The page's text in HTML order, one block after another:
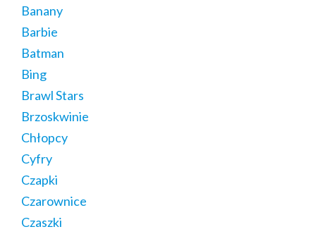
Banany
Barbie
Batman
Bing
Brawl Stars
Brzoskwinie
Chłopcy
Cyfry
Czapki
Czarownice
Czaszki